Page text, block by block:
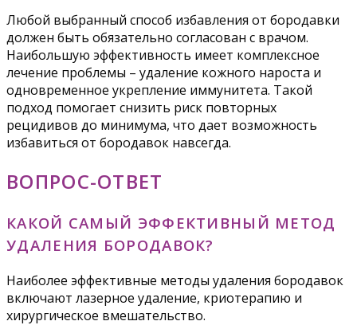
Любой выбранный способ избавления от бородавки
должен быть обязательно согласован с врачом.
Наибольшую эффективность имеет комплексное
лечение проблемы – удаление кожного нароста и
одновременное укрепление иммунитета. Такой
подход помогает снизить риск повторных
рецидивов до минимума, что дает возможность
избавиться от бородавок навсегда.
ВОПРОС-ОТВЕТ
КАКОЙ САМЫЙ ЭФФЕКТИВНЫЙ МЕТОД
УДАЛЕНИЯ БОРОДАВОК?
Наиболее эффективные методы удаления бородавок
включают лазерное удаление, криотерапию и
хирургическое вмешательство.